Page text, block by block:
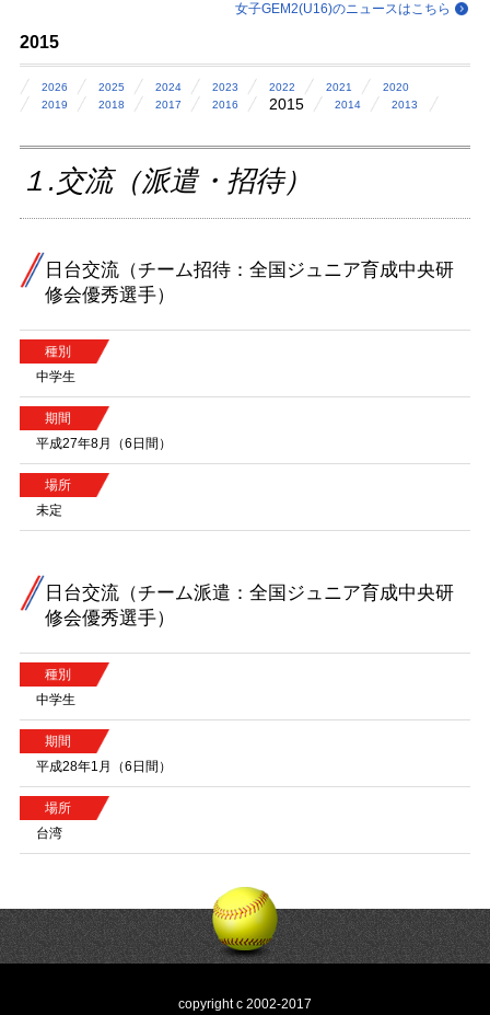
女子GEM2(U16)のニュースはこちら
2015
2026 2025 2024 2023 2022 2021
2020
2019
2018 2017 2016 2015 2014 2013
１.交流（派遣・招待）
日台交流（チーム招待：全国ジュニア育成中央研
修会優秀選手）
種別
中学生
期間
平成27年8月（6日間）
場所
未定
日台交流（チーム派遣：全国ジュニア育成中央研
修会優秀選手）
種別
中学生
期間
平成28年1月（6日間）
場所
台湾
copyright c 2002-2017